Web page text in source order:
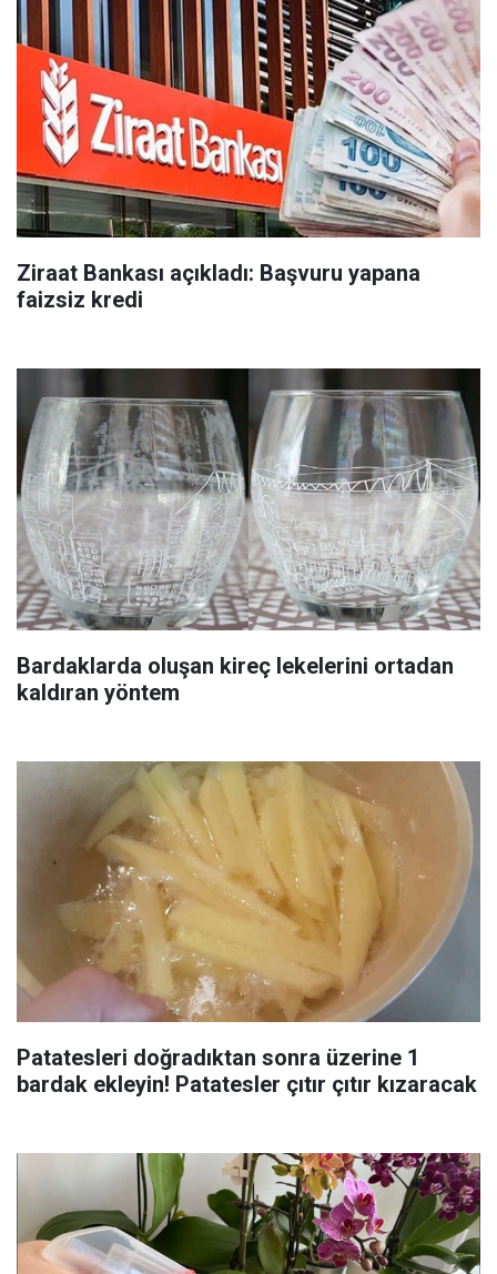
Ziraat Bankası açıkladı: Başvuru yapana
faizsiz kredi
Bardaklarda oluşan kireç lekelerini ortadan
kaldıran yöntem
Patatesleri doğradıktan sonra üzerine 1
bardak ekleyin! Patatesler çıtır çıtır kızaracak